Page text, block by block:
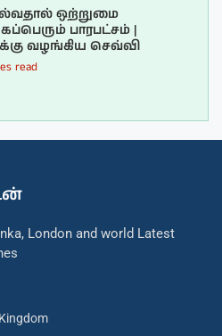
ஒற்றுமை
பாரபட்சம் |
வழங்கிய செவ்வி
read
London and world Latest